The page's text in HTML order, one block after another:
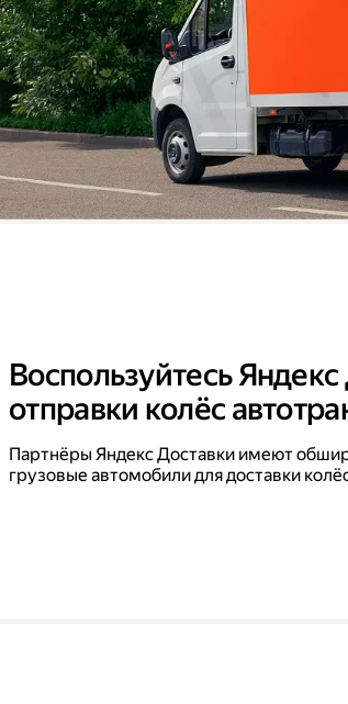
Воспользуйтесь
отправки колёс
Партнёры Яндекс Доставки имеют
грузовые автомобили для доставки